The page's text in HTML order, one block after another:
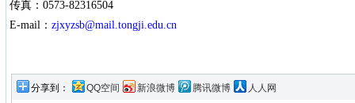
传真：0573-82316504
E-mail： zjxyzsb@mail.tongji.edu.cn
分享到： QQ空间 新浪微博 腾讯微博 人人网